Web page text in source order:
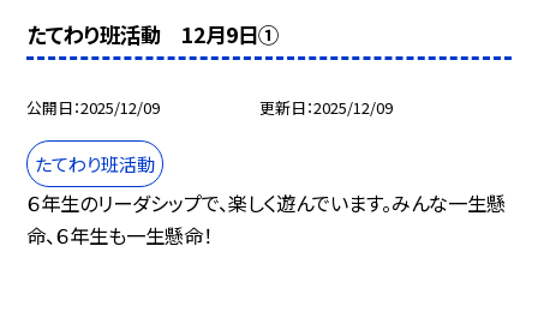
たてわり班活動 12月9日①
公開日 2025/12/09 更新日 2025/12/09
たてわり班活動
６年生のリーダシップで、楽しく遊んでいます。みんな一生懸
命、６年生も一生懸命！